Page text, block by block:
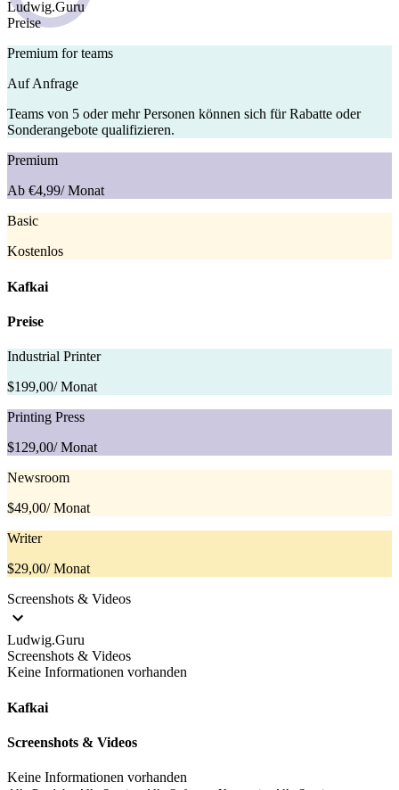
Ludwig.Guru
Preise
Premium for teams
Auf Anfrage
Teams von 5 oder mehr Personen können sich für Rabatte oder
Sonderangebote qualifizieren.
Premium
Ab €4,99/ Monat
Basic
Kostenlos
Kafkai
Preise
Industrial Printer
$199,00/ Monat
Printing Press
$129,00/ Monat
Newsroom
$49,00/ Monat
Writer
$29,00/ Monat
Screenshots & Videos
Ludwig.Guru
Screenshots & Videos
Keine Informationen vorhanden
Kafkai
Screenshots & Videos
Keine Informationen vorhanden